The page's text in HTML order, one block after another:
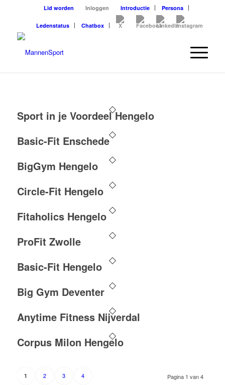
Lid worden Inloggen Introductie Persona
Ledenstatus Chatbox
Sport in je Voordeel Hengelo
Basic-Fit Enschede
BigGym Hengelo
Circle-Fit Hengelo
Fitaholics Hengelo
ProFit Zwolle
Basic-Fit Hengelo
Big Gym Deventer
Anytime Fitness Nijverdal
Corpus Milon Hengelo
Pagina 1 van 4
1 2 3 4